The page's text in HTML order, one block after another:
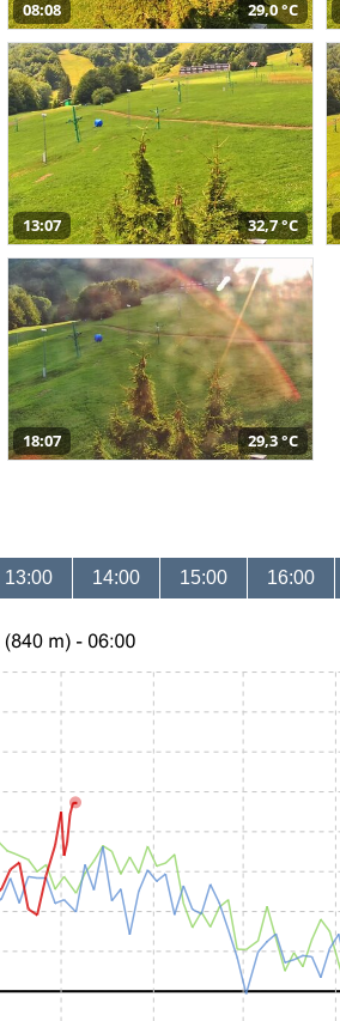
08:08 29,0 °C
13:07 32,7 °C
18:07 29,3 °C
13:00 14:00 15:00 16:00